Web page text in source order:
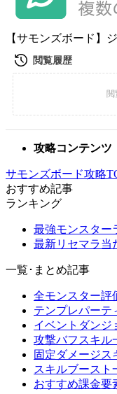
【サモンズボード】
攻略コンテンツ
サモンズボード攻略
おすすめ記事
ランキング
最強モンスター
最新リセマラ当
一覧･まとめ記事
全モンスター評
テンプレパーテ
イベントダンジ
攻撃バフスキル
固定ダメージス
スキルブースト
おすすめ課金要